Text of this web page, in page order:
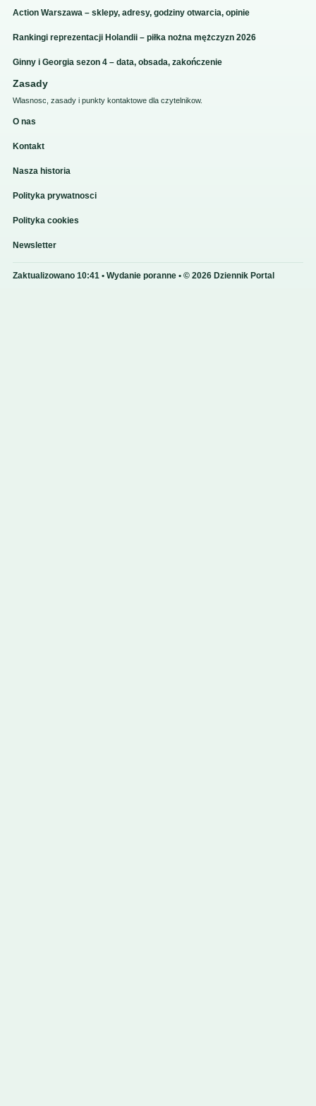
Action Warszawa – sklepy, adresy, godziny otwarcia, opinie
Rankingi reprezentacji Holandii – piłka nożna mężczyzn 2026
Ginny i Georgia sezon 4 – data, obsada, zakończenie
Zasady
Wlasnosc, zasady i punkty kontaktowe dla czytelnikow.
O nas
Kontakt
Nasza historia
Polityka prywatnosci
Polityka cookies
Newsletter
Zaktualizowano 10:41 • Wydanie poranne • © 2026 Dziennik Portal